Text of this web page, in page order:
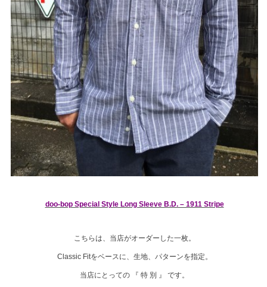
doo-bop Special Style Long Sleeve B.D. – 1911 Stripe
こちらは、当店がオーダーした一枚。
Classic Fitをベースに、生地、パターンを指定。
当店にとっての 『 特 別 』 です。